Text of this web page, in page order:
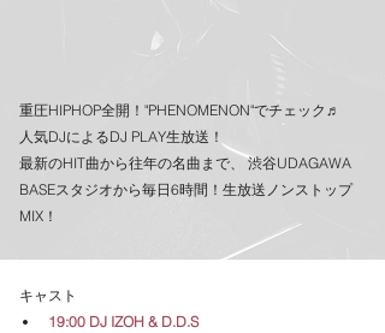
重圧HIPHOP全開！"PHENOMENON"でチェック♬
人気DJによるDJ PLAY生放送！
最新のHIT曲から往年の名曲まで、 渋谷UDAGAWA
BASEスタジオから毎日6時間！生放送ノンストップ
MIX！
キャスト
19:00 DJ IZOH & D.D.S